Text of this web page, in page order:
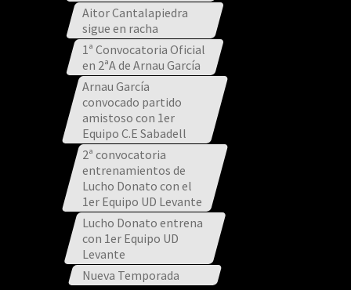
Aitor Cantalapiedra
sigue en racha
1ª Convocatoria Oficial
en 2ªA de Arnau García
Arnau García
convocado partido
amistoso con 1er
Equipo C.E Sabadell
2ª convocatoria
entrenamientos de
Lucho Donato con el
1er Equipo UD Levante
Lucho Donato entrena
con 1er Equipo UD
Levante
Nueva Temporada